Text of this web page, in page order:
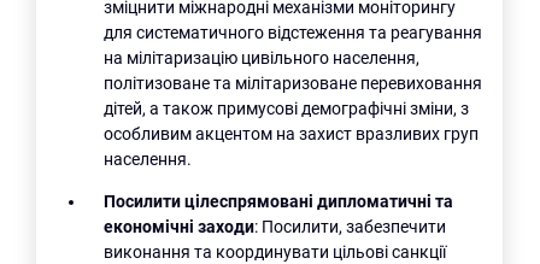
зміцнити міжнародні механізми моніторингу
для систематичного відстеження та реагування
на мілітаризацію цивільного населення,
політизоване та мілітаризоване перевиховання
дітей, а також примусові демографічні зміни, з
особливим акцентом на захист вразливих груп
населення.
Посилити цілеспрямовані дипломатичні та
економічні заходи: Посилити, забезпечити
виконання та координувати цільові санкції